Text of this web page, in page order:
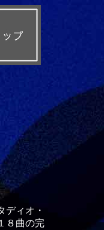
ディオ・
８曲の完